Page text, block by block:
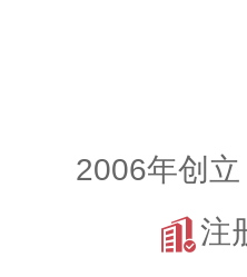
2006年创立
注